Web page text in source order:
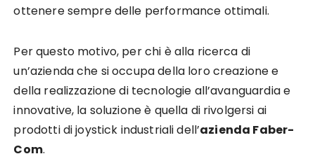
ottenere sempre delle performance ottimali.
Per questo motivo, per chi è alla ricerca di
un’azienda che si occupa della loro creazione e
della realizzazione di tecnologie all’avanguardia e
innovative, la soluzione è quella di rivolgersi ai
prodotti di joystick industriali dell’azienda Faber-
Com.